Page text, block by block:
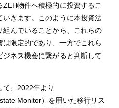
物件へ積極的に投資するこ
きます。このように本投資法
組んでいることから、これらの
限定的であり、一方でこれら
ネス機会に繋がると判断して
て、2022年より
Monitor）を用いた移行リス